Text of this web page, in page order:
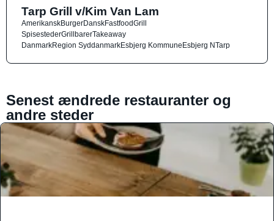
Tarp Grill v/Kim Van Lam
AmerikanskBurgerDanskFastfoodGrill
SpisestederGrillbarerTakeaway
DanmarkRegion SyddanmarkEsbjerg KommuneEsbjerg NTarp
Senest ændrede restauranter og
andre steder